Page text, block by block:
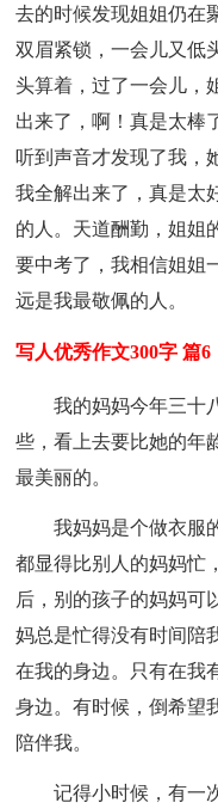
去的时候发现姐姐仍在
双眉紧锁，一会儿又低
头算着，过了一会儿，
出来了，啊！真是太棒
听到声音才发现了我，
我全解出来了，真是太
的人。天道酬勤，姐姐
要中考了，我相信姐姐
远是我最敬佩的人。
写人优秀作文300字 篇6
我的妈妈今年三十
些，看上去要比她的年
最美丽的。
我妈妈是个做衣服
都显得比别人的妈妈忙
后，别的孩子的妈妈可
妈总是忙得没有时间陪
在我的身边。只有在我
身边。有时候，倒希望
陪伴我。
记得小时候，有一